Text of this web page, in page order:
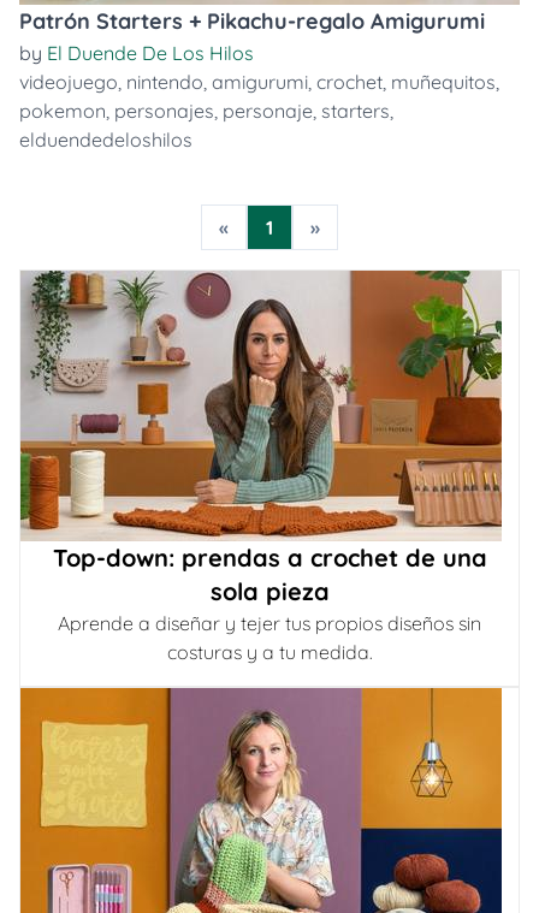
Patrón Starters + Pikachu-regalo Amigurumi
by El Duende De Los Hilos
videojuego, nintendo, amigurumi, crochet, muñequitos,
pokemon, personajes, personaje, starters,
elduendedeloshilos
« 1 »
Top-down: prendas a crochet de una
sola pieza
Aprende a diseñar y tejer tus propios diseños sin
costuras y a tu medida.